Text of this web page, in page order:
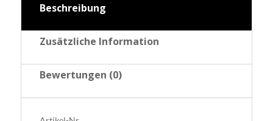
Beschreibung
Zusätzliche Information
Bewertungen (0)